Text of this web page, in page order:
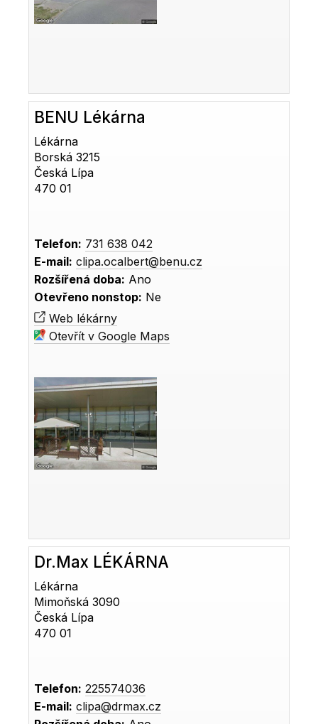
BENU Lékárna
Lékárna
Borská 3215
Česká Lípa
470 01
Telefon: 731 638 042
E-mail: clipa.ocalbert@benu.cz
Rozšířená doba: Ano
Otevřeno nonstop: Ne
Web lékárny
Otevřít v Google Maps
Dr.Max LÉKÁRNA
Lékárna
Mimoňská 3090
Česká Lípa
470 01
Telefon: 225574036
E-mail: clipa@drmax.cz